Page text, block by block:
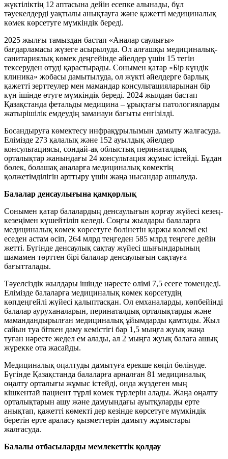
жүктіліктің 12 аптасына дейін есепке алынады, бұл
тәуекелдерді уақтылы анықтауға және қажетті медициналық
көмек көрсетуге мүмкіндік береді.
2025 жылғы тамыздан бастап «Аналар саулығы»
бағдарламасы жүзеге асырылуда. Ол алғашқы медициналық-
санитариялық көмек деңгейінде әйелдер үшін 15 тегін
тексеруден өтуді қарастырады. Сонымен қатар «Бір күндік
клиника» жобасы дамытылуда, ол жүкті әйелдерге барлық
қажетті зерттеулер мен мамандар консультацияларынан бір
күн ішінде өтуге мүмкіндік береді. 2024 жылдан бастап
Қазақстанда фетальды медицина – ұрықтағы патологияларды
жатырішілік емдеудің заманауи бағыты енгізілді.
Босандыруға көмектесу инфрақұрылымын дамыту жалғасуда.
Елімізде 273 қалалық және 152 ауылдық әйелдер
консультациясы, сондай-ақ облыстық перинаталдық
орталықтар жанындағы 24 консультация жұмыс істейді. Бұдан
бөлек, болашақ аналарға медициналық көмектің
қолжетімділігін арттыру үшін жаңа нысандар ашылуда.
Балалар денсаулығына қамқорлық
Сонымен қатар балалардың денсаулығын қорғау жүйесі кезең-
кезеңімен күшейтіліп келеді. Соңғы жылдары балаларға
медициналық көмек көрсетуге бөлінетін қаржы көлемі екі
еседен астам өсіп, 264 млрд теңгеден 585 млрд теңгеге дейін
жетті. Бүгінде денсаулық сақтау жүйесі шығындарының
шамамен төрттен бірі балалар денсаулығын сақтауға
бағытталады.
Тәуелсіздік жылдары ішінде нәресте өлімі 7,5 есеге төмендеді.
Елімізде балаларға медициналық көмек көрсетудің
көпдеңгейлі жүйесі қалыптасқан. Ол емханаларды, көпбейінді
балалар ауруханаларын, перинаталдық орталықтарды және
мамандандырылған медициналық ұйымдарды қамтиды. Жыл
сайын туа біткен даму кемістігі бар 1,5 мыңға жуық жаңа
туған нәресте жедел ем алады, ал 2 мыңға жуық балаға ашық
жүрекке ота жасайды.
Медициналық оңалтуды дамытуға ерекше көңіл бөлінуде.
Бүгінде Қазақстанда балаларға арналған 81 медициналық
оңалту орталығы жұмыс істейді, онда жүздеген мың
кішкентай пациент түрлі көмек түрлерін алады. Жаңа оңалту
орталықтарын ашу және дамуындағы ауытқуларды ерте
анықтап, қажетті көмекті дер кезінде көрсетуге мүмкіндік
беретін ерте араласу қызметтерін дамыту жұмыстары
жалғасуда.
Балалы отбасыларды мемлекеттік қолдау